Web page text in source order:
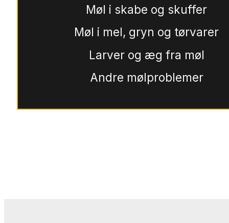
Møl i skabe og skuffer
Møl i mel, gryn og tørvarer
Larver og æg fra møl
Andre mølproblemer